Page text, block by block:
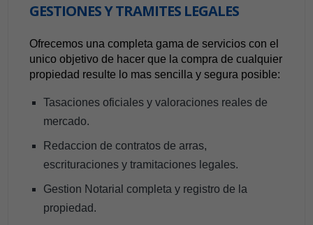
GESTIONES Y TRAMITES LEGALES
Ofrecemos una completa gama de servicios con el
unico objetivo de hacer que la compra de cualquier
propiedad resulte lo mas sencilla y segura posible:
Tasaciones oficiales y valoraciones reales de
mercado.
Redaccion de contratos de arras,
escrituraciones y tramitaciones legales.
Gestion Notarial completa y registro de la
propiedad.